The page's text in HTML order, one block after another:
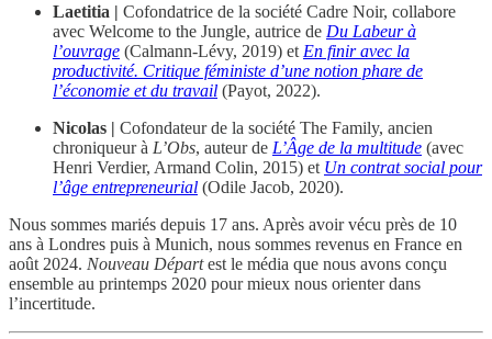
Laetitia | Cofondatrice de la société Cadre Noir, collabore
avec Welcome to the Jungle, autrice de Du Labeur à
l’ouvrage (Calmann-Lévy, 2019) et En finir avec la
productivité. Critique féministe d’une notion phare de
l’économie et du travail (Payot, 2022).
Nicolas | Cofondateur de la société The Family, ancien
chroniqueur à L’Obs, auteur de L’Âge de la multitude (avec
Henri Verdier, Armand Colin, 2015) et Un contrat social pour
l’âge entrepreneurial (Odile Jacob, 2020).
Nous sommes mariés depuis 17 ans. Après avoir vécu près de 10
ans à Londres puis à Munich, nous sommes revenus en France en
août 2024. Nouveau Départest le média que nous avons conçu
ensemble au printemps 2020 pour mieux nous orienter dans
l’incertitude.